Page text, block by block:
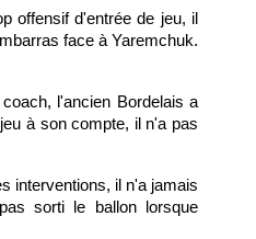
offensif d'entrée de jeu, il
face à Yaremchuk.
l'ancien Bordelais a
à son compte, il n'a pas
interventions, il n'a jamais
sorti le ballon lorsque